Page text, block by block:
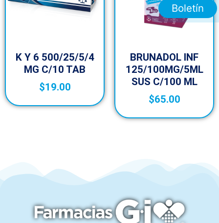
K Y 6 500/25/5/4
MG C/10 TAB
$19.00
BRUNADOL INF
125/100MG/5ML
SUS C/100 ML
$65.00
Boletín